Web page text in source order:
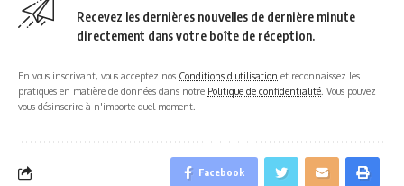
Recevez les dernières nouvelles de dernière minute
directement dans votre boîte de réception.
En vous inscrivant, vous acceptez nos Conditions d'utilisation et reconnaissez les
pratiques en matière de données dans notre Politique de confidentialité . Vous pouvez
vous désinscrire à n'importe quel moment.
Facebook